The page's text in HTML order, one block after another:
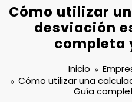
Cómo utilizar
desviación
completa
Inicio
Cómo utilizar una
Guía